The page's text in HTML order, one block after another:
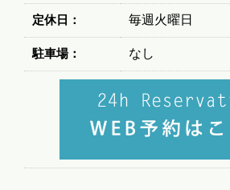
定休日： 毎週火曜日
駐車場： なし